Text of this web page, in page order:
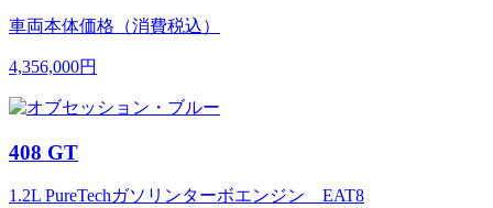
車両本体価格（消費税込）
4,356,000円
408 GT
1.2L PureTechガソリンターボエンジン EAT8